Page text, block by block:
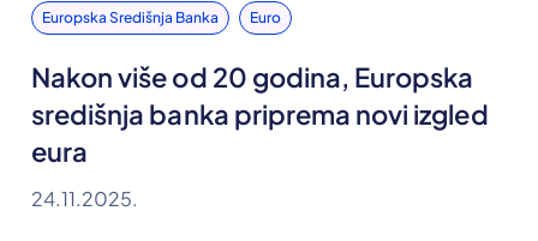
Europska Središnja Banka Euro
Nakon više od 20 godina, Europska
središnja banka priprema novi izgled
eura
24.11.2025.